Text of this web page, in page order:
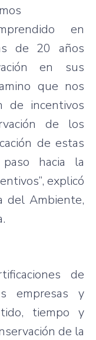
en
de 20 años
en sus
que nos
de incentivos
de los
de estas
hacia la
explicó
del Ambiente,
de
empresas y
tiempo y
de la